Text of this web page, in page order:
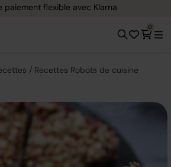
paiement flexible avec Klarna
0
Recettes Robots de cuisine